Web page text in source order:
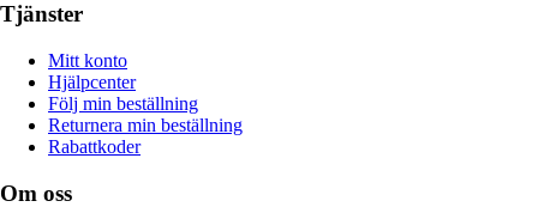
Tjänster
Mitt konto
Hjälpcenter
Följ min beställning
Returnera min beställning
Rabattkoder
Om oss